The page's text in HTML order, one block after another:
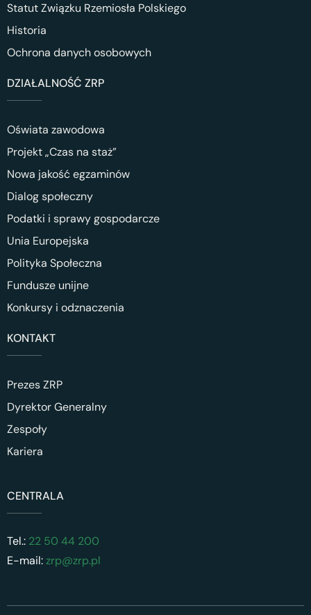
Statut Związku Rzemiosła Polskiego
Historia
Ochrona danych osobowych
DZIAŁALNOŚĆ ZRP
Oświata zawodowa
Projekt „Czas na staż”
Nowa jakość egzaminów
Dialog społeczny
Podatki i sprawy gospodarcze
Unia Europejska
Polityka Społeczna
Fundusze unijne
Konkursy i odznaczenia
KONTAKT
Prezes ZRP
Dyrektor Generalny
Zespoły
Kariera
CENTRALA
Tel.: 22 50 44 200
E-mail:zrp@zrp.pl